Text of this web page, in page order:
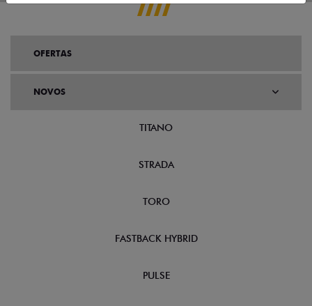
OFERTAS
NOVOS
TITANO
STRADA
TORO
FASTBACK HYBRID
PULSE